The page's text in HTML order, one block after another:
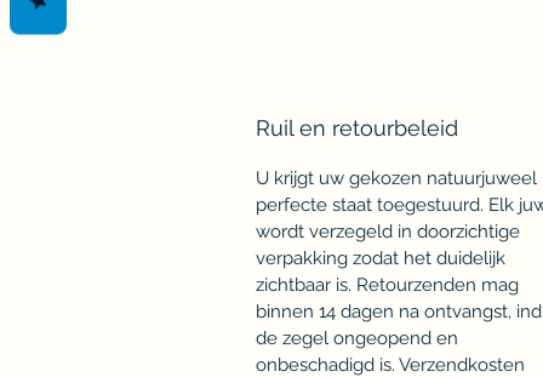
Ruil en retourbeleid
U krijgt uw gekozen natuurjuweel
perfecte staat toegestuurd. Elk
wordt verzegeld in doorzichtige
verpakking zodat het duidelijk
zichtbaar is. Retourzenden mag
binnen 14 dagen na ontvangst,
de zegel ongeopend en
onbeschadigd is. Verzendkosten